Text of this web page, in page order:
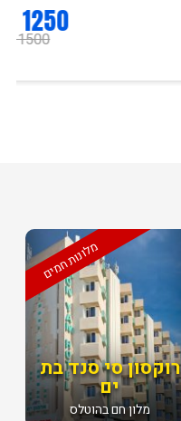
1500 ₪
1250 ₪
מלונות חמים
רוקסון סי סנד בת
ים
מלון חם בהוטלס